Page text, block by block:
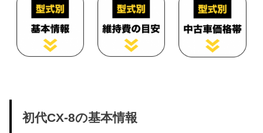
初代CX-8の基本情報